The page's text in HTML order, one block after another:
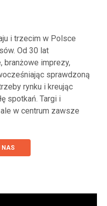
i trzecim w Polsce
Od 30 lat
branżowe imprezy,
sprawdzoną
rynku i kreując
spotkań. Targi i
w centrum zawsze
NAS